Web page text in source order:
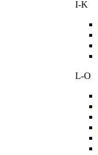
I-K
L-O